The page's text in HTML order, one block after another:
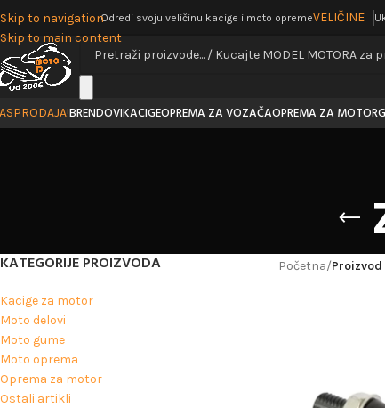
Skip to navigation
Skip to main content
Odredi svoju veličinu kacige i moto opremeVELIČINE
BRENDOVIKACIGEOPREMA ZA VOZAČAOPREMA ZA MOTOR
KATEGORIJE PROIZVODA
Kacige za motor
Moto delovi
Moto gume
Moto oprema
Oprema za motor
Ostali artikli
Početna/Proizvod